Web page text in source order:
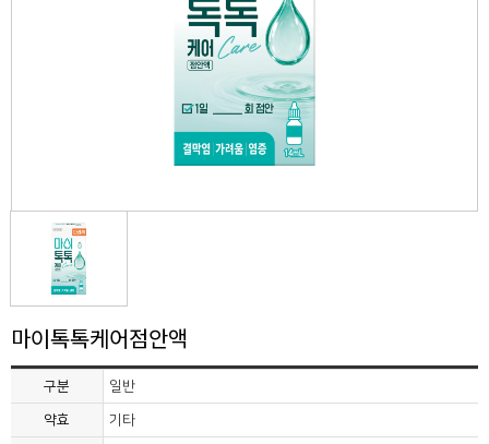
마이톡톡케어점안액
구분 일반
약효 기타